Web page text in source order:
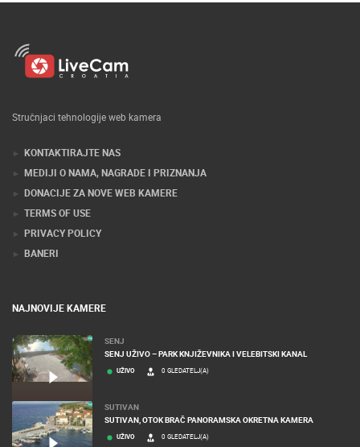
Stručnjaci tehnologije web kamera
KONTAKTIRAJTE NAS
MEDIJI O NAMA, NAGRADE I PRIZNANJA
DONACIJE ZA NOVE WEB KAMERE
TERMS OF USE
PRIVACY POLICY
BANERI
NAJNOVIJE KAMERE
SENJ
SENJ UŽIVO – PARK KNJIŽEVNIKA I VELEBITSKI KANAL
UŽIVO 0 GLEDATELJ(A)
SUTIVAN
SUTIVAN, OTOK BRAČ PANORAMSKA OKRETNA KAMERA
UŽIVO 0 GLEDATELJ(A)